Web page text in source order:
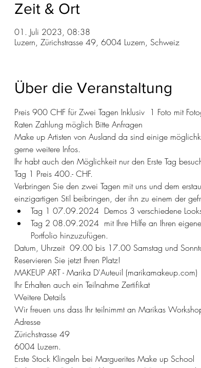
Zeit & Ort
01. Juli 2023, 08:38
Luzern, Zürichstrasse 49, 6004 Luzern, Schweiz
Über die Veranstaltung
Preis 900 CHF für Zwei Tagen Inklusiv  1 Foto mit
Raten Zahlung möglich Bitte Anfragen
Make up Artisten von Ausland da sind einige
gerne weitere Infos.
Ihr habt auch den Möglichkeit nur den Erste Tag
Tag 1 Preis 400.- CHF.
Verbringen Sie den zwei Tagen mit uns und dem
einzigartigen Stil beibringen, der ihn zu einem der
Tag 1 07.09.2024  Demos 3 verschiedene
Tag 2 08.09.2024  mit Ihre Hilfe an Ihren
Portfolio hinzuzufügen.
Datum, Uhrzeit  09.00 bis 17.00 Samstag und
Reservieren Sie jetzt Ihren Platz!
MAKEUP ART - Marika D'Auteuil (marikamakeup.com)
Ihr Erhalten auch ein Teilnahme Zertifikat
Weitere Details
Wir freuen uns dass Ihr teilnimmt an Marikas
Adresse
Zürichstrasse 49
6004 Luzern.
Erste Stock Klingeln bei Marguerites Make up School